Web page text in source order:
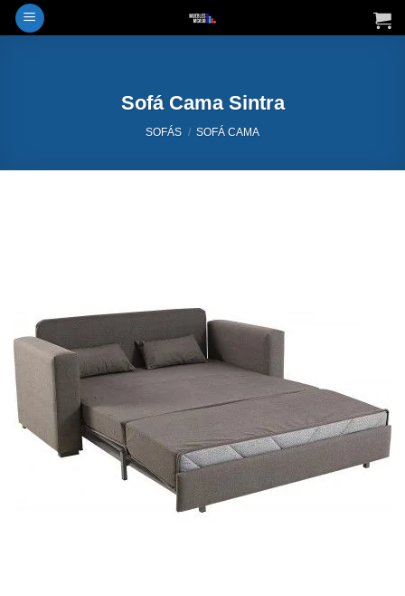
Saltar
al
Sofá Cama Sintra
SOFÁS / SOFÁ CAMA